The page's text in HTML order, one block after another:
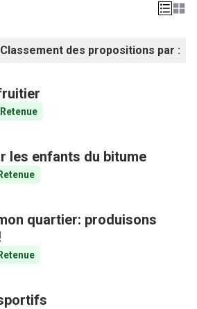
Classement des propositions par :
Retenue
les enfants du bitume
Retenue
quartier: produisons
Retenue